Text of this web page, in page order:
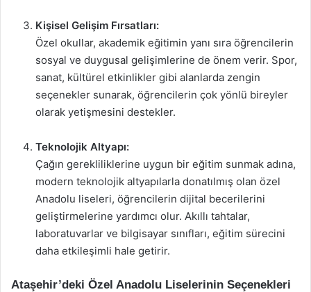
Kişisel Gelişim Fırsatları:
Özel okullar, akademik eğitimin yanı sıra öğrencilerin
sosyal ve duygusal gelişimlerine de önem verir. Spor,
sanat, kültürel etkinlikler gibi alanlarda zengin
seçenekler sunarak, öğrencilerin çok yönlü bireyler
olarak yetişmesini destekler.
Teknolojik Altyapı:
Çağın gerekliliklerine uygun bir eğitim sunmak adına,
modern teknolojik altyapılarla donatılmış olan özel
Anadolu liseleri, öğrencilerin dijital becerilerini
geliştirmelerine yardımcı olur. Akıllı tahtalar,
laboratuvarlar ve bilgisayar sınıfları, eğitim sürecini
daha etkileşimli hale getirir.
Ataşehir’deki Özel Anadolu Liselerinin Seçenekleri